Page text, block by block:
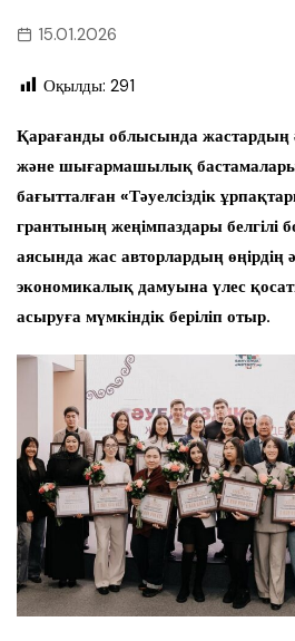
15.01.2026
Оқылды: 291
Қарағанды облысында жастардың
және шығармашылық
бағытталған «Тәуелсіздік
грантының жеңімпаздары белгілі
аясында жас авторлардың өңірдің
экономикалық дамуына үлес
асыруға мүмкіндік беріліп отыр.